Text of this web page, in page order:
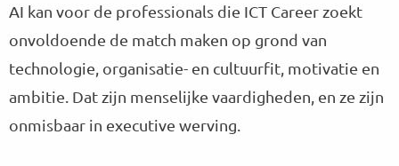
AI kan voor de professionals die ICT Career zoekt
onvoldoende de match maken op grond van
technologie, organisatie- en cultuurfit, motivatie en
ambitie. Dat zijn menselijke vaardigheden, en ze zijn
onmisbaar in executive werving.